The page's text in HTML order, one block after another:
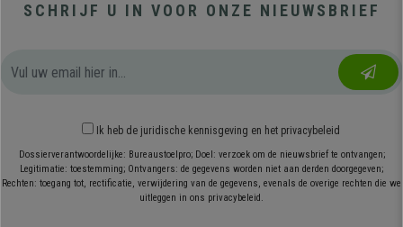
SCHRIJF U IN VOOR ONZE NIEUWSBRIEF
Ik heb de juridische kennisgeving en het privacybeleid
Dossierverantwoordelijke: Bureaustoelpro; Doel: verzoek om de nieuwsbrief te ontvangen;
Legitimatie: toestemming; Ontvangers: de gegevens worden niet aan derden doorgegeven;
Rechten: toegang tot, rectificatie, verwijdering van de gegevens, evenals de overige rechten die we
uitleggen in ons privacybeleid.